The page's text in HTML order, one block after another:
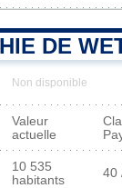
DE
Non disponible
Valeur
actuelle
10 535
habitants
40